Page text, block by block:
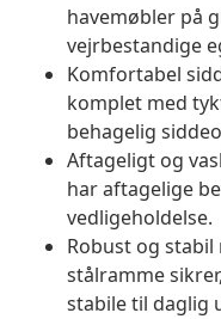
havemøbler på
vejrbestandige
Komfortabel
komplet med
behagelig
Aftageligt og
har aftagelige
vedligeholdelse.
Robust og
stålramme
stabile til daglig